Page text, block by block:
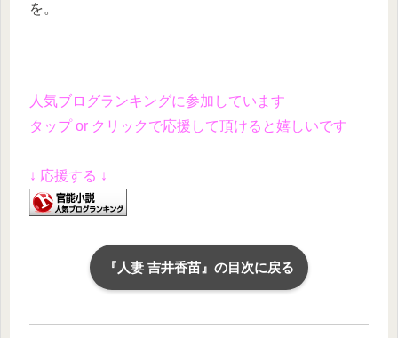
を。
人気ブログランキングに参加しています
タップ or クリックで応援して頂けると嬉しいです
↓ 応援する ↓
『人妻 吉井香苗』の目次に戻る